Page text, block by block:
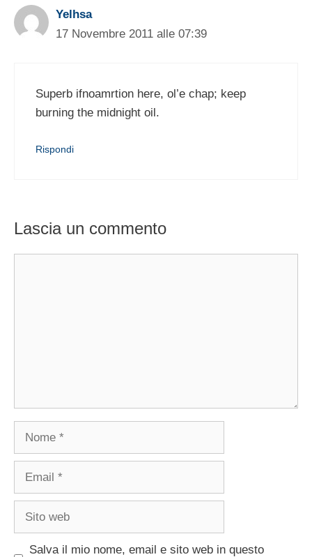
Yelhsa
17 Novembre 2011 alle 07:39
Superb ifnoamrtion here, ol’e chap; keep
burning the midnight oil.
Rispondi
Lascia un commento
Salva il mio nome, email e sito web in questo